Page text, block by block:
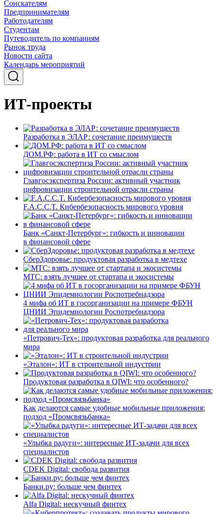
Соискателям
Предпринимателям
Работодателям
Студентам
Путеводитель по компаниям
Рынок труда
Новости сайта
Календарь мероприятий
ИТ-проекты
Разработка в ЭЛАР: сочетание преимуществ
ДОМ.РФ: работа в ИТ со смыслом
Главгосэкспертиза России: активный участник
цифровизации строительной отрасли страны
F.A.C.C.T. Кибербезопасность мирового уровня
Банк «Санкт-Петербург»: гибкость и инновации
в финансовой сфере
СберЗдоровье: продуктовая разработка в медтехе
МТС: взять лучшее от стартапа и экосистемы
4 мифа об ИТ в госорганизации на примере ФБУН
ЦНИИ Эпидемиологии Роспотребнадзора
«Петрович-Тех»: продуктовая разработка для реального
мира
«Эталон»: ИТ в строительной индустрии
Продуктовая разработка в QIWI: что особенного?
Как делаются самые удобные мобильные приложения:
подход «Промсвязьбанка»
«Улыбка радуги»: интересные ИТ-задачи для всех
специалистов
CDEK Digital: свобода развития
Банки.ру: больше чем финтех
Alfa Digital: нескучный финтех